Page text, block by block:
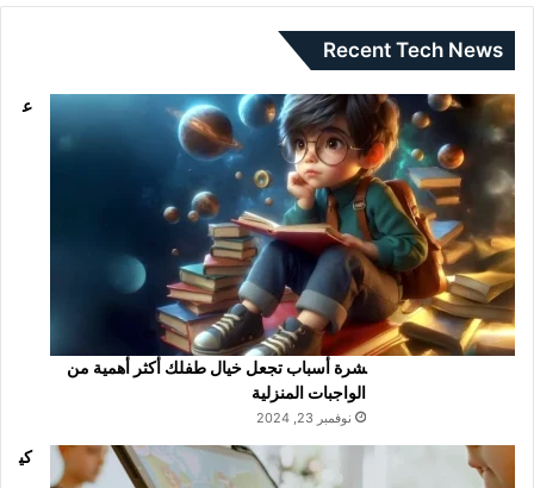
Recent Tech News
ع
شرة أسباب تجعل خيال طفلك أكثر أهمية من
الواجبات المنزلية
نوفمبر 23, 2024
كي